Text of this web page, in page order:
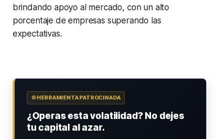
brindando apoyo al mercado, con un alto
porcentaje de empresas superando las
expectativas.
⚙️ HERRAMIENTA PATROCINADA
¿Operas esta volatilidad? No dejes
tu capital al azar.